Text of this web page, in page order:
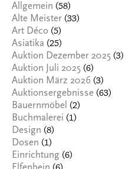
Allgemein (58)
Alte Meister (33)
Art Déco (5)
Asiatika (25)
Auktion Dezember 2025 (3)
Auktion Juli 2025 (6)
Auktion März 2026 (3)
Auktionsergebnisse (63)
Bauernmöbel (2)
Buchmalerei (1)
Design (8)
Dosen (1)
Einrichtung (6)